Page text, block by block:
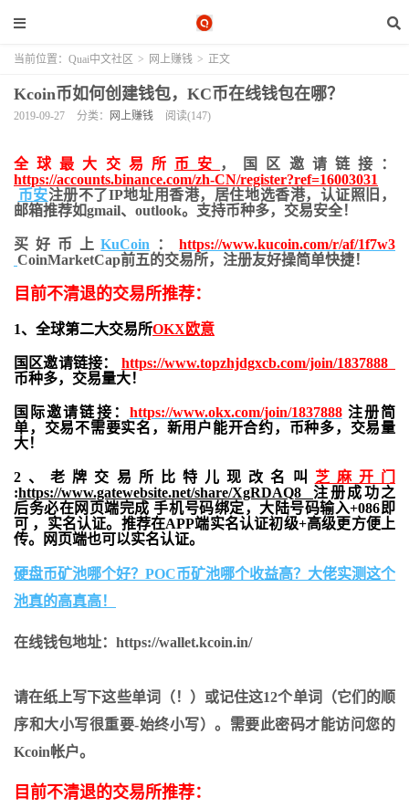
当前位置： Quai中文社区 > 网上赚钱 > 正文
Kcoin币如何创建钱包，KC币在线钱包在哪？
2019-09-27 分类： 网上赚钱 阅读(147)
全球最大交易所 币安
，国区邀请链接：
https://accounts.binance.com/zh-CN/register?ref=16003031
币安注册不了IP地址用香港，居住地选香港，认证照旧，
邮箱推荐如gmail、outlook。支持币种多，交易安全！
买好币上KuCoin ：https://www.kucoin.com/r/af/1f7w3
CoinMarketCap前五的交易所，注册友好操简单快捷！
目前不清退的交易所推荐：
1、全球第二大交易所OKX欧意
国区邀请链接： https://www.topzhjdgxcb.com/join/1837888
币种多，交易量大！
国际邀请链接： https://www.okx.com/join/1837888注册简
单，交易不需要实名，新用户能开合约， 币种多，交易量
大！
2、老牌交易所比特儿现改名叫 芝麻开门
:https://www.gatewebsite.net/share/XgRDAQ8 注册成功之
后务必在网页端完成 手机号码绑定，大陆号码输入+086即
可 ，实名认证。推荐在APP端实名认证初级+高级更方便上
传。网页端也可以实名认证。
硬盘币矿池哪个好？POC币矿池哪个收益高？大佬实测这个
池真的高真高！
在线钱包地址：https://wallet.kcoin.in/
请在纸上写下这些单词（！）或记住这12个单词（它们的顺
序和大小写很重要-始终小写）。需要此密码才能访问您的
Kcoin帐户。
目前不清退的交易所推荐：